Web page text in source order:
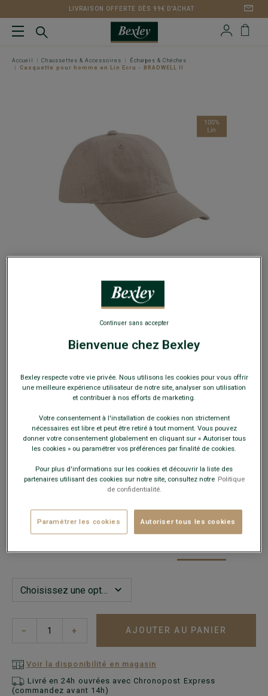
LIVRAISON OFFERTE DÈS 99€ D'ACHAT
Accueil Chaussettes & Accessoires
Écharpes & Chèches
Casquette pour homme en Lin Ecru - BRADWELL II
Tissu 100% Lin
34,00 €
19€La 2e casquette au choix
Payez en plusieurs fois dès 199€ d'achat
− + AJOUTER AU PANIER
Voir la disponibilité en magasin
Livré en 24h ouvrées avec Chronopost Express
(commandez avant 14h)
Bienvenue chez Bexley
Bexley respecte votre vie privée. Nous utilisons les cookies pour vous offrir
une meilleure expérience utilisateur de notre site, analyser son utilisation
et contribuer à nos efforts de marketing.
Votre consentement à l'installation de cookies non strictement
nécessaires est libre et peut être retiré à tout moment. Vous pouvez
donner votre consentement globalement en cliquant sur « Autoriser tous
les cookies » ou paramétrer vos préférences par finalité de cookies.
Pour plus d'informations sur les cookies et découvrir la liste des
partenaires utilisant des cookies sur notre site, consultez notre Politique
de confidentialité.
Paramétrer les cookies Autoriser tous les cookies
Continuer sans accepter